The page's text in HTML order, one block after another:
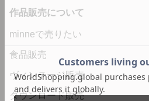
作品販売について
minneで売りたい
食品販売
ヴィンテージ販売
ダウンロード販売